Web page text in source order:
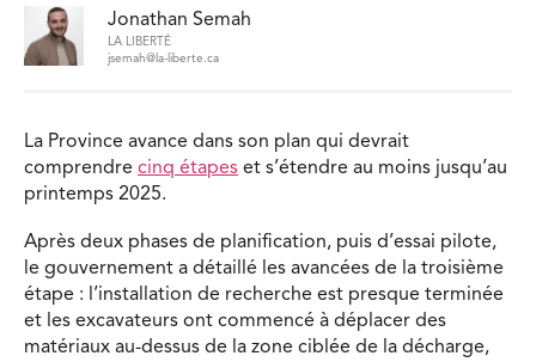
Jonathan Semah
LA LIBERTÉ
jsemah@la-liberte.ca
La Province avance dans son plan qui devrait
comprendre cinq étapes et s’étendre au moins jusqu’au
printemps 2025.
Après deux phases de planification, puis d’essai pilote,
le gouvernement a détaillé les avancées de la troisième
étape : l’installation de recherche est presque terminée
et les excavateurs ont commencé à déplacer des
matériaux au-dessus de la zone ciblée de la décharge,